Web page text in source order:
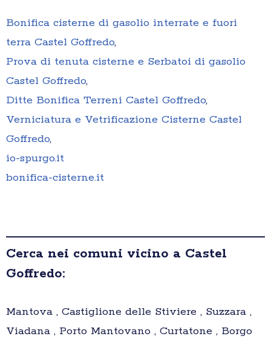
Bonifica cisterne di gasolio interrate e fuori
terra Castel Goffredo,
Prova di tenuta cisterne e Serbatoi di gasolio
Castel Goffredo,
Ditte Bonifica Terreni Castel Goffredo,
Verniciatura e Vetrificazione Cisterne Castel
Goffredo,
io-spurgo.it
bonifica-cisterne.it
Cerca nei comuni vicino a Castel
Goffredo:
Mantova , Castiglione delle Stiviere , Suzzara ,
Viadana , Porto Mantovano , Curtatone , Borgo